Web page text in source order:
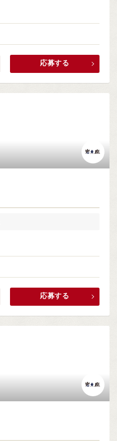
応募する
応募する